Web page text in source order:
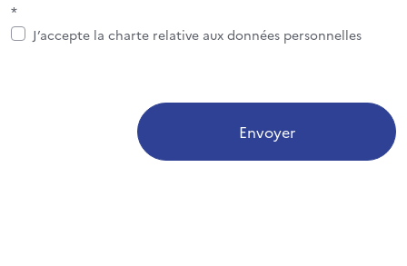
*
J’accepte la charte relative aux données personnelles
Envoyer